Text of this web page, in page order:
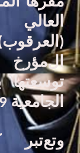
ال
الجامعية 2019
وتعتبر